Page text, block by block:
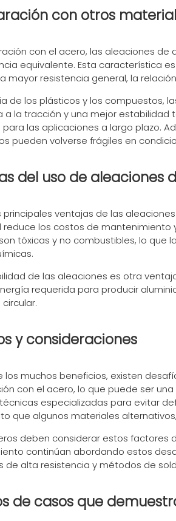
con otros
con el acero, las aleaciones
equivalente. Esta característica
mayor resistencia general, la
de los plásticos y los compuestos,
a la tracción y una mejor
para las aplicaciones a largo plazo.
pueden volverse frágiles en
del uso de aleaciones
principales ventajas de las
los costos de mantenimiento
tóxicas y no combustibles, lo que
de las aleaciones es otra
requerida para producir
y consideraciones
los muchos beneficios, existen
con el acero, lo que puede ser
especializadas para evitar
que algunos materiales
deben considerar estos factores
continúan abordando estos
de alta resistencia y métodos de
de casos que